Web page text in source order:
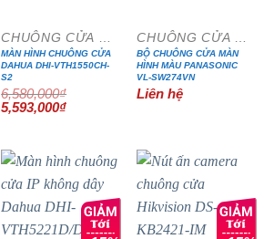
CHUÔNG CỬA MÀN HÌNH
MÀN HÌNH CHUÔNG CỬA
DAHUA DHI-VTH1550CH-
S2
6,580,000₫
Giá
gốc
5,593,000₫Giá
5,593,000₫.
CHUÔNG CỬA MÀN HÌNH
BỘ CHUÔNG CỬA MÀN
HÌNH MÀU PANASONIC
VL-SW274VN
Liên hệ